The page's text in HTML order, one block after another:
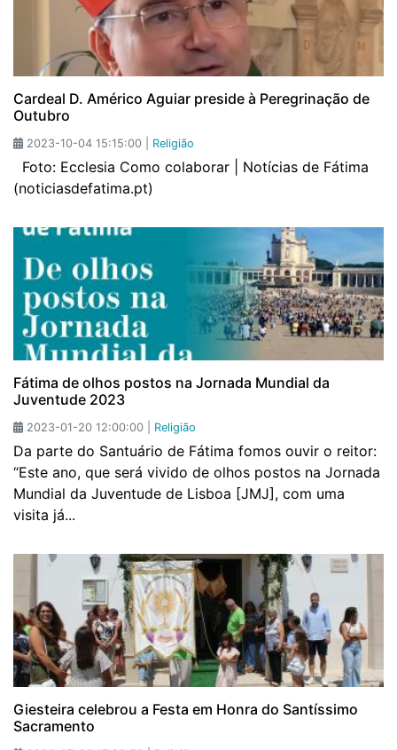
Cardeal D. Américo Aguiar preside à Peregrinação de
Outubro
2023-10-04 15:15:00 | Religião
Foto: Ecclesia Como colaborar | Notícias de Fátima
(noticiasdefatima.pt)
Fátima de olhos postos na Jornada Mundial da
Juventude 2023
2023-01-20 12:00:00 | Religião
Da parte do Santuário de Fátima fomos ouvir o reitor:
“Este ano, que será vivido de olhos postos na Jornada
Mundial da Juventude de Lisboa [JMJ], com uma
visita já...
Giesteira celebrou a Festa em Honra do Santíssimo
Sacramento